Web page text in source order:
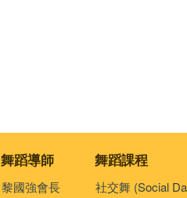
舞蹈導師 舞蹈課程
黎國強會長
社交舞 (Social